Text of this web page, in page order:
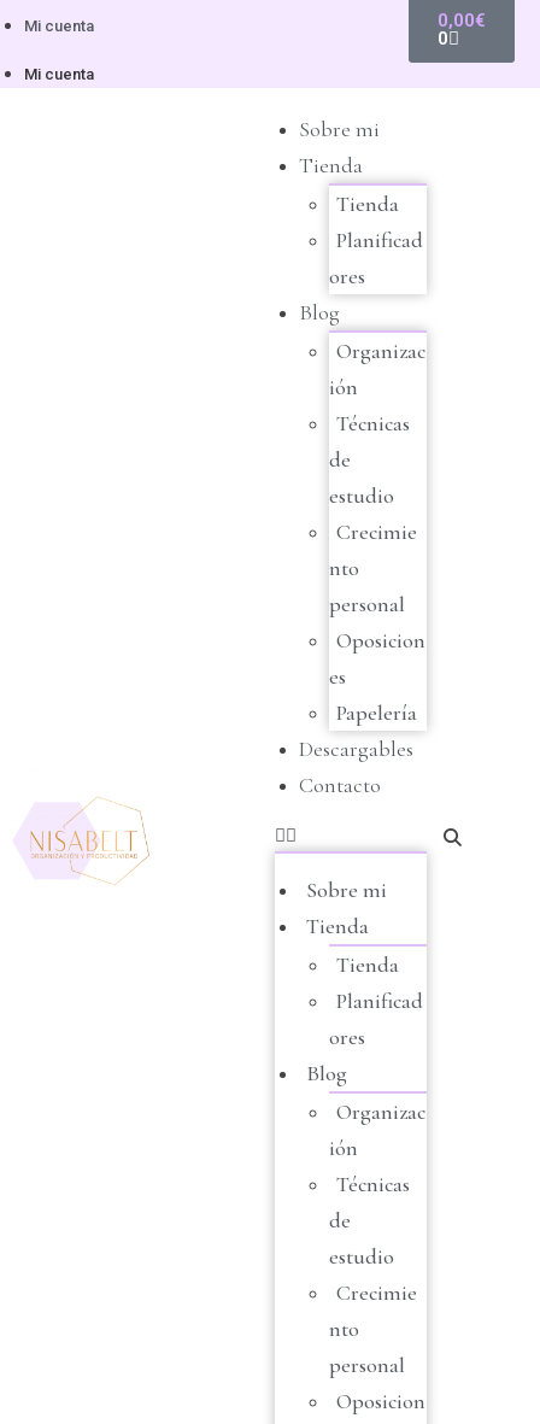
Mi cuenta
Mi cuenta
0,00€
0
Sobre mi
Tienda
Tienda
Planificad
ores
Blog
Organizac
ión
Técnicas
de
estudio
Crecimie
nto
personal
Oposicion
es
Papelería
Descargables
Contacto
Sobre mi
Tienda
Tienda
Planificad
ores
Blog
Organizac
ión
Técnicas
de
estudio
Crecimie
nto
personal
Oposicion